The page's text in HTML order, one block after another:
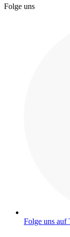
Folge uns
Folge uns auf